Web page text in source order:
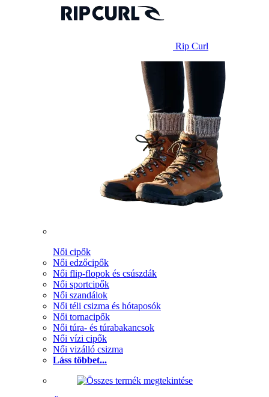
Rip Curl
Női cipők
Női edzőcipők
Női flip-flopok és csúszdák
Női sportcipők
Női szandálok
Női téli csizma és hótaposók
Női tornacipők
Női túra- és túrabakancsok
Női vízi cipők
Női vizálló csizma
Láss többet...